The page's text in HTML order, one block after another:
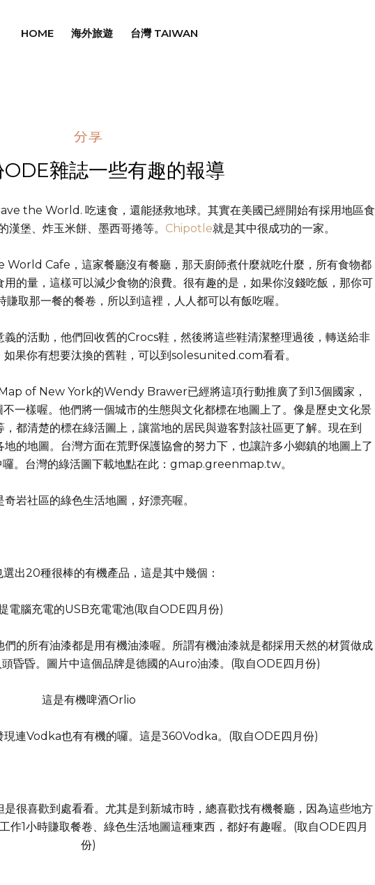
HOME 海外旅遊 台灣 TAIWAN
分享
雜誌一些有趣的報導
the World. 吃速食，還能拯救地球。其實在美國已經開始有採用地區食
漢堡、炸玉米餅、墨西哥捲等。 Chipotle就是其中很成功的一家。
Cafe，這家餐廳沒有餐廳，那天廚師煮什麼就吃什麼，所有食物都
的量，這樣可以減少食物的浪費。很有趣的是，如果你沒錢吃飯，那你可
賺取那一餐的餐卷，所以到這裡，人人都可以有飯吃喔。
的活動，他們回收舊的Crocs鞋，然後將這些鞋清潔整理過後，轉送給非
如果你有想要汰換的舊鞋，可以到solesunited.com看看。
of New York的Wendy Brawer已經將這項行動推廣了到13個國家，
一樣喔。他們將一個城市的生態與文化都標在地圖上了。像是歷史文化景
都清楚的標在綠活圖上，讓當地的居民與遊客對該社區更了解。現在到
地圖。台灣方面在荒野保護協會的努力下，也讓許多小鄉鎮的地圖上了
。台灣的綠活圖下載地點在此：gmap.greenmap.tw。
奇岩社區的綠色生活地圖，好漂亮喔。
出20種很棒的有機產品，這是其中幾個：
電腦充電的USB充電電池(取自ODE四月份)
的所有油漆都是用有機油漆喔。所謂有機油漆就是都採用天然的材質做成
昏昏。圖片中這個品牌是德國的Auro油漆。(取自ODE四月份)
這是有機啤酒Orlio
現連Vodka也有有機的囉。這是360Vodka。(取自ODE四月份)
很喜歡到處看看。尤其是到新城市時，總喜歡找有機餐廳，因為這些地方
作1小時賺取餐卷、綠色生活地圖這種東西，都好有趣喔。(取自ODE四月
份)